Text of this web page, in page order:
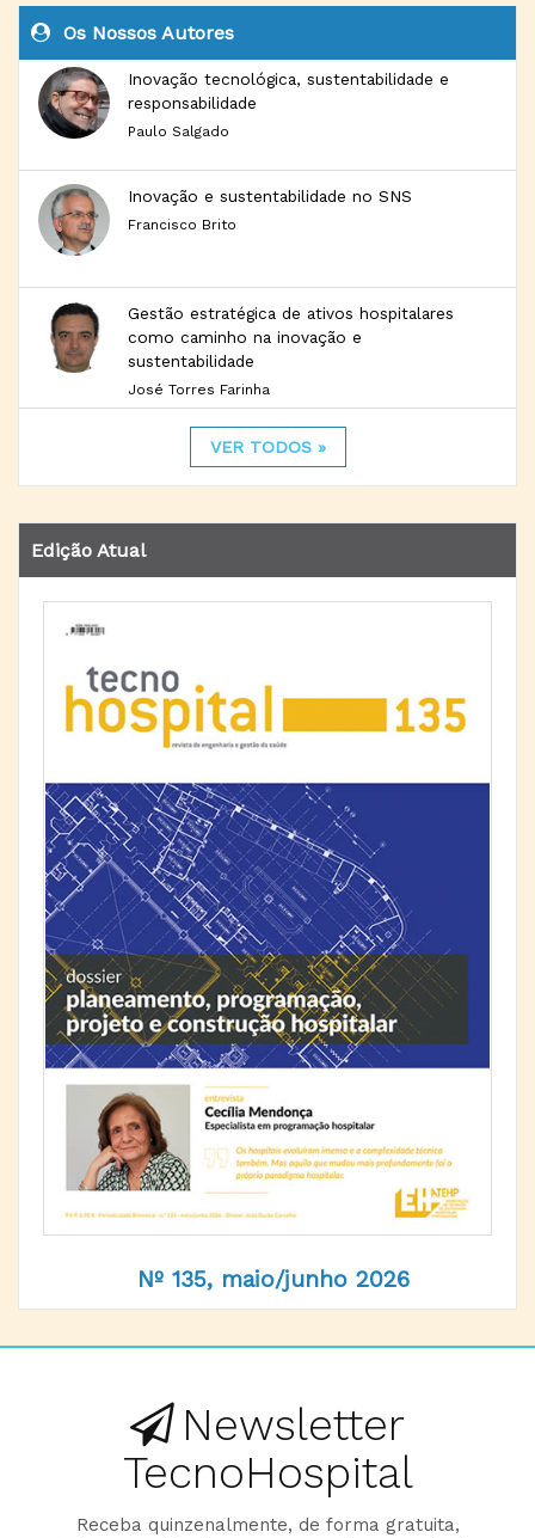
Os Nossos Autores
Inovação tecnológica, sustentabilidade e
responsabilidade
Paulo Salgado
Inovação e sustentabilidade no SNS
Francisco Brito
Gestão estratégica de ativos hospitalares
como caminho na inovação e
sustentabilidade
José Torres Farinha
VER TODOS »
Edição Atual
Nº 135, maio/junho 2026
Newsletter
TecnoHospital
Receba quinzenalmente, de forma gratuita,